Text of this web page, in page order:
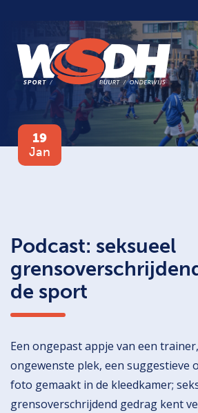
19
Jan
Podcast: seksueel
de sport
Een ongepast appje van een
ongewenste plek, een suggestieve
foto gemaakt in de kleedkamer;
grensoverschrijdend gedrag kent